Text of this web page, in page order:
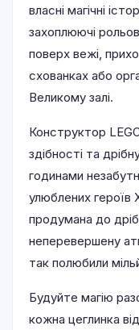
власні магічні
захоплюючі
поверх вежі,
схованках або
Великому залі.
Конструктор
здібності та
годинами
улюблених
продумана до
неперевершену
так полюбили
Будуйте магію
кожна цеглинка